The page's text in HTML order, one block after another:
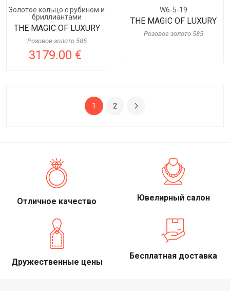
Золотое кольцо c рубином и
бриллиантами
THE MAGIC OF LUXURY
Розовое золото 585
3179.00 €
W6-5-19
THE MAGIC OF LUXURY
Розовое золото 585
1 2
Отличное качество Ювелирный салон
Дружественные цены
Бесплатная доставка